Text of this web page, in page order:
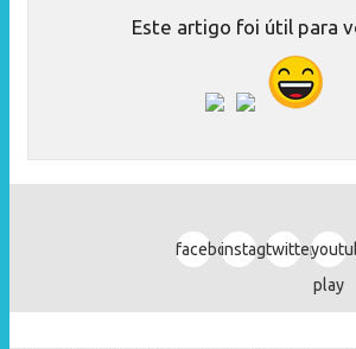
Este artigo foi útil para
facebookinstagramtwitter
play